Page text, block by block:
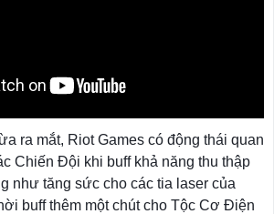
ra mắt, Riot Games có động thái quan
Chiến Đội khi buff khả năng thu thập
như tăng sức cho các tia laser của
buff thêm một chút cho Tộc Cơ Điện